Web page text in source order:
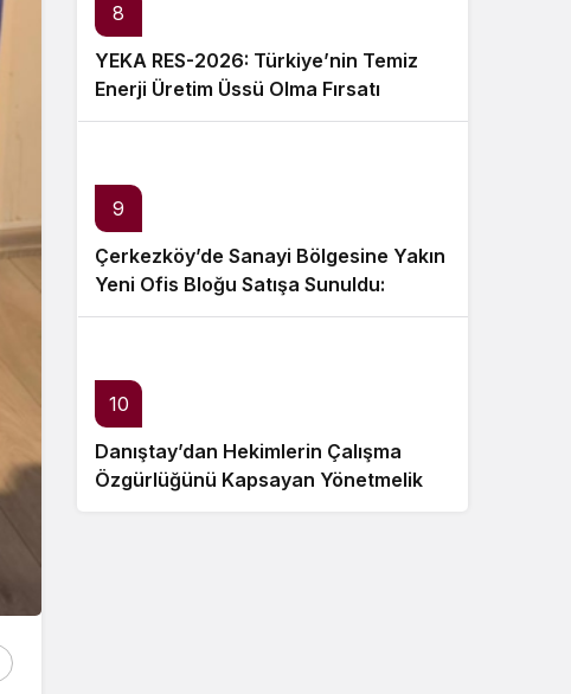
8
YEKA RES-2026: Türkiye’nin Temiz
Enerji Üretim Üssü Olma Fırsatı
9
Çerkezköy’de Sanayi Bölgesine Yakın
Yeni Ofis Bloğu Satışa Sunuldu:
Fiyatlar ve Ödeme Koşulları Belirlendi
10
Danıştay’dan Hekimlerin Çalışma
Özgürlüğünü Kapsayan Yönetmelik